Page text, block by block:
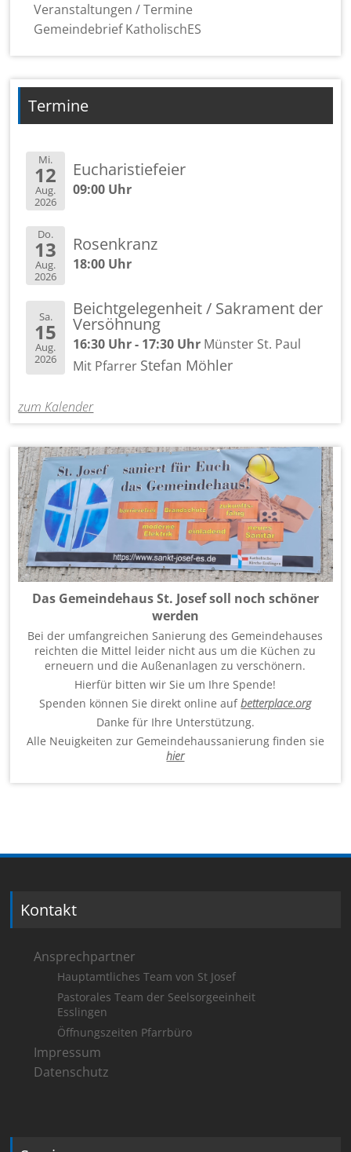
Veranstaltungen / Termine
Gemeindebrief KatholischES
Termine
Mi.
12
Aug.
2026
Eucharistiefeier
09:00 Uhr
Do.
13
Aug.
2026
Rosenkranz
18:00 Uhr
Sa.
15
Aug.
2026
Beichtgelegenheit / Sakrament der
Versöhnung
16:30 Uhr - 17:30 Uhr Münster St. Paul
Mit Pfarrer Stefan Möhler
zum Kalender
Das Gemeindehaus St. Josef soll noch schöner
werden
Bei der umfangreichen Sanierung des Gemeindehauses
reichten die Mittel leider nicht aus um die Küchen zu
erneuern und die Außenanlagen zu verschönern.
Hierfür bitten wir Sie um Ihre Spende!
Spenden können Sie direkt online aufbetterplace.org
Danke für Ihre Unterstützung.
Alle Neuigkeiten zur Gemeindehaussanierung finden sie
hier
Kontakt
Ansprechpartner
Hauptamtliches Team von St Josef
Pastorales Team der Seelsorgeeinheit
Esslingen
Öffnungszeiten Pfarrbüro
Impressum
Datenschutz